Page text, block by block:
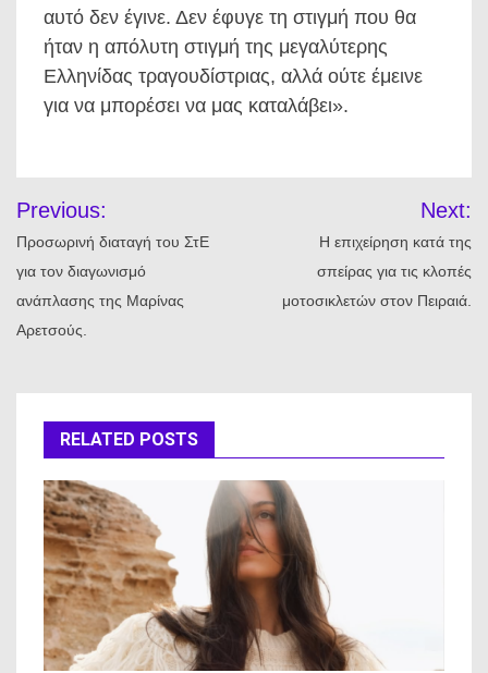
αυτό δεν έγινε. Δεν έφυγε τη στιγμή που θα
ήταν η απόλυτη στιγμή της μεγαλύτερης
Ελληνίδας τραγουδίστριας, αλλά ούτε έμεινε
για να μπορέσει να μας καταλάβει».
άρθρων
Previous:
Προσωρινή διαταγή του ΣτΕ
για τον διαγωνισμό
ανάπλασης της Μαρίνας
Αρετσούς.
Next:
Η επιχείρηση κατά της
σπείρας για τις κλοπές
μοτοσικλετών στον Πειραιά.
RELATED POSTS